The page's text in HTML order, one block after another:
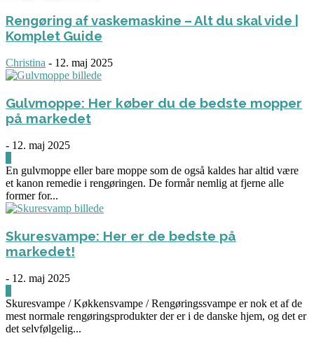
Rengøring af vaskemaskine – Alt du skal vide |
Komplet Guide
Christina - 12. maj 2025
Gulvmoppe: Her køber du de bedste mopper
på markedet
- 12. maj 2025
En gulvmoppe eller bare moppe som de også kaldes har altid være
et kanon remedie i rengøringen. De formår nemlig at fjerne alle
former for...
Skuresvampe: Her er de bedste på
markedet!
- 12. maj 2025
Skuresvampe / Køkkensvampe / Rengøringssvampe er nok et af de
mest normale rengøringsprodukter der er i de danske hjem, og det er
det selvfølgelig...